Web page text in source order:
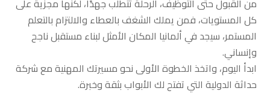
كل المستويات، فمن يملك الشغف بالعطاء والالتزام بالتعلم
المستمر، سيجد في ألمانيا المكان الأمثل لبناء مستقبل ناجح
وإنساني.
ابدأ اليوم، واتخذ الخطوة الأولى نحو مسيرتك المهنية مع شركة
حداثة الدولية التي تفتح لك الأبواب بثقة وخبرة.